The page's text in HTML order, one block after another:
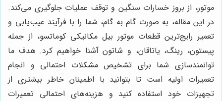
موتور، از بروز خسارات سنگین و توقف عملیات جلوگیری می‌کند.
در این مقاله، به صورت گام به گام، شما را با فرآیند عیب‌یابی و
تعمیر رایج‌ترین قطعات موتور بیل مکانیکی کوماتسو، از جمله
پیستون، رینگ، یاتاقان، و شاتون آشنا خواهیم کرد. هدف ما
توانمندسازی شما برای تشخیص مشکلات احتمالی و انجام
تعمیرات اولیه است تا بتوانید با اطمینان خاطر بیشتری از
تجهیزات خود استفاده کنید و هزینه‌های احتمالی تعمیرات